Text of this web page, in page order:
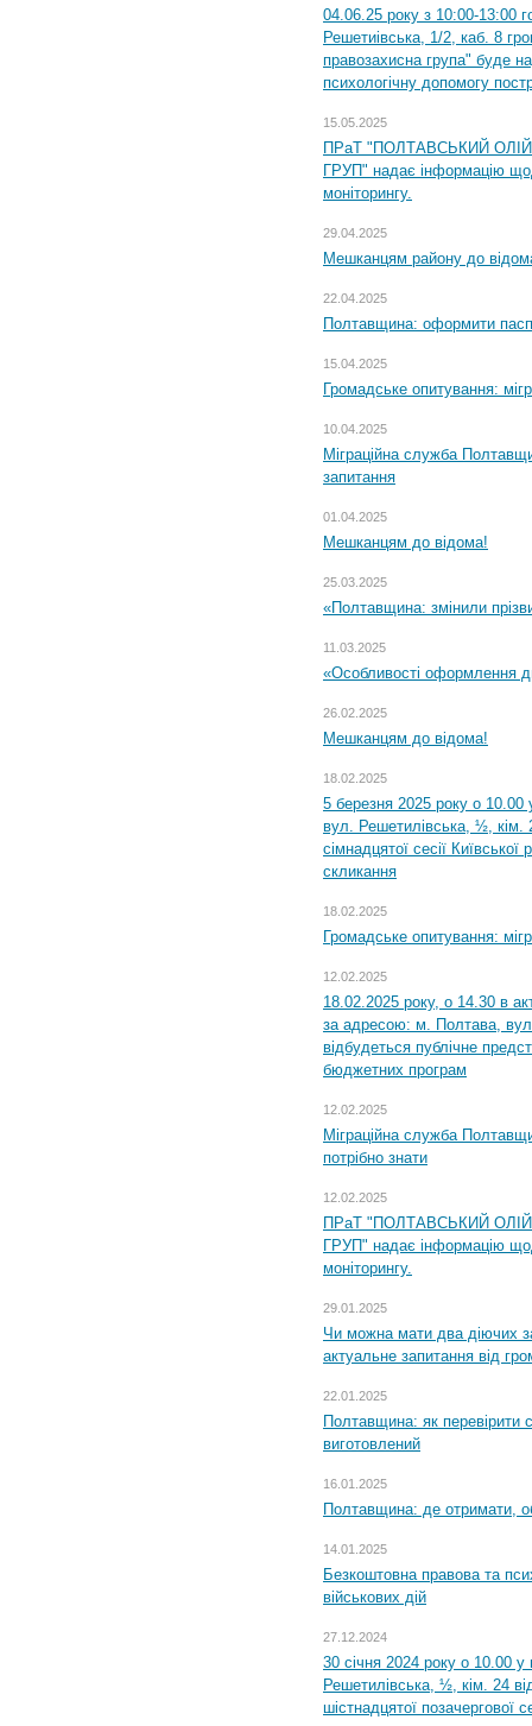
04.06.25 року з 10:00-13:00
Решетиівська, 1/2, каб. 8
правозахисна група" буде
психологічну допомогу
15.05.2025
ПРаТ "ПОЛТАВСЬКИЙ
ГРУП" надає інформацію
моніторингу.
29.04.2025
Мешканцям району до
22.04.2025
Полтавщина: оформити
15.04.2025
Громадське опитування:
10.04.2025
Міграційна служба
запитання
01.04.2025
Мешканцям до відома!
25.03.2025
«Полтавщина: змінили
11.03.2025
«Особливості оформлення
26.02.2025
Мешканцям до відома!
18.02.2025
5 березня 2025 року о 10.00
вул. Решетилівська, ½, кім.
сімнадцятої сесії
скликання
18.02.2025
Громадське опитування:
12.02.2025
18.02.2025 року, о 14.30 в
за адресою: м. Полтава,
відбудеться публічне
бюджетних програм
12.02.2025
Міграційна служба
потрібно знати
12.02.2025
ПРаТ "ПОЛТАВСЬКИЙ
ГРУП" надає інформацію
моніторингу.
29.01.2025
Чи можна мати два діючих
актуальне запитання від
22.01.2025
Полтавщина: як перевірити
виготовлений
16.01.2025
Полтавщина: де отримати,
14.01.2025
Безкоштовна правова та
військових дій
27.12.2024
30 січня 2024 року о 10.00 у
Решетилівська, ½, кім. 24
шістнадцятої позачергової